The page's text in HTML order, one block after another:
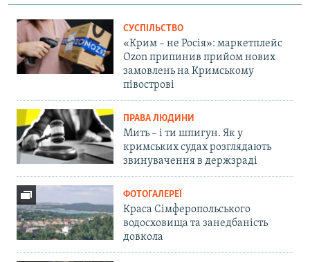
СУСПІЛЬСТВО
«Крим – не Росія»: маркетплейс
Ozon припинив прийом нових
замовлень на Кримському
півострові
ПРАВА ЛЮДИНИ
Мить – і ти шпигун. Як у
кримських судах розглядають
звинувачення в держзраді
ФОТОГАЛЕРЕЇ
Краса Сімферопольського
водосховища та занедбаність
довкола